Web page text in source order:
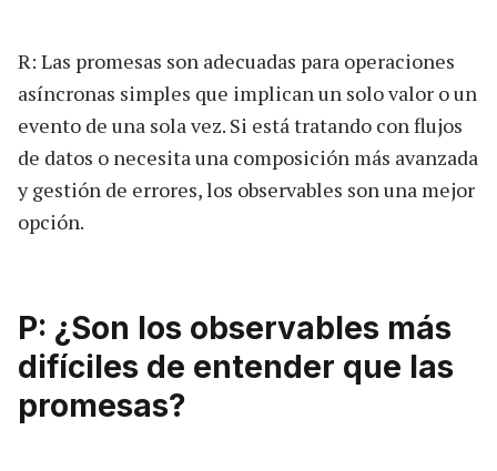
R: Las promesas son adecuadas para operaciones
asíncronas simples que implican un solo valor o un
evento de una sola vez. Si está tratando con flujos
de datos o necesita una composición más avanzada
y gestión de errores, los observables son una mejor
opción.
P: ¿Son los observables más
difíciles de entender que las
promesas?